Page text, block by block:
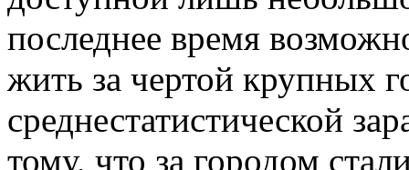
последнее время
жить за чертой крупных
среднестатистической
тому, что за городом